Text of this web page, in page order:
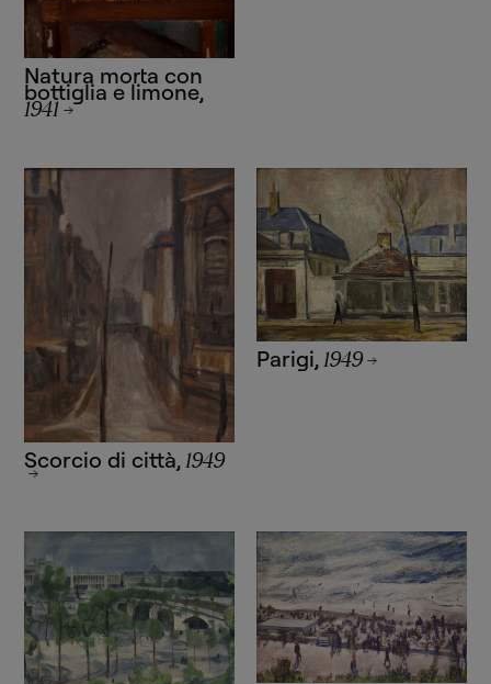
Natura morta con
bottiglia e limone,
1941
Scorcio di città,1949
Parigi, 1949